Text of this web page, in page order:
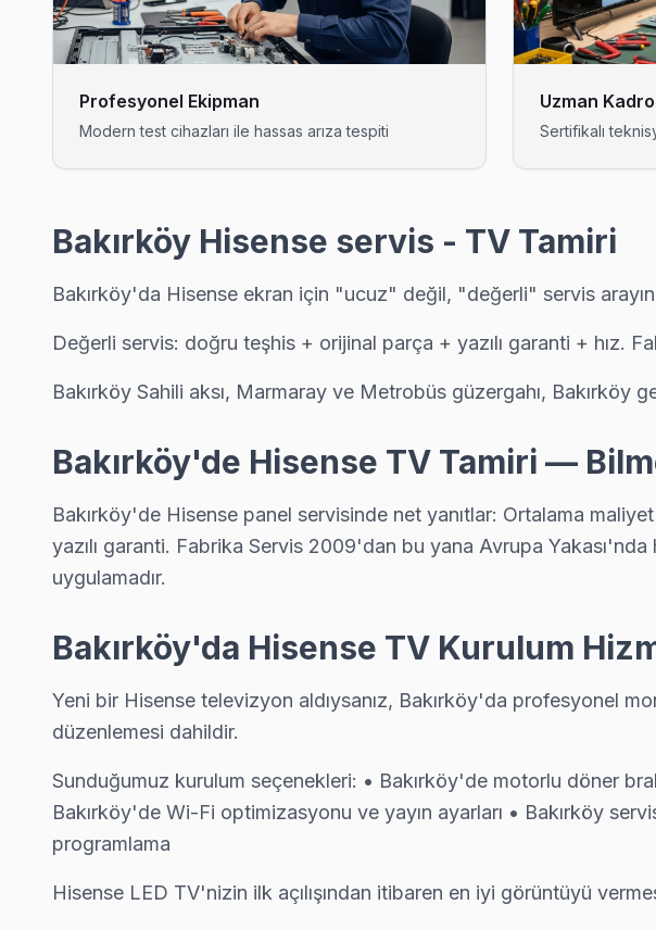
Florya Hisense Servis
Hisense TV'niz Florya'de arıza yaptıysa taşımanıza gerek yok — teknik ekibimiz
Florya Hisense Anakart Tamiri →
Osmaniye Hisense Servis
Osmaniye bölgesindeki Hisense kullanıcıları için haftanın 7 günü servis; Bakırköy
Bakırköy genelinde Sakızağacı bölgesinde Hisense TV kullanıcılarına tam
Bakırköy'da Şenlikköy mahallesi için Hisense TV tamir randevusu almak kolay:
Şenlikköy Hisense Anakart Tamiri →
Yenimahalle mahallesinde Hisense TV arızaları için aynı gün randevu. Bakırköy'nın
Bakırköy TV Servis Merkezi →
Yeşilköy Hisense Anakart Tamiri →
Yeşilyurt Hisense Servis
Hisense TV'nizin Yeşilyurt adresine gelen ekibimiz osiloskop ve BGA ekipmanıyla
Yeşilyurt Hisense Anakart Tamiri →
Profesyonel Ekipman
Modern test cihazları ile hassas arıza tespiti
Uzman Kadro
Sertifikalı
Bakırköy Hisense servis - TV Tamiri
Bakırköy'da Hisense ekran için "ucuz" değil, "değerli" servis
Değerli servis: doğru teşhis + orijinal parça + yazılı garanti + hız.
Bakırköy Sahili aksı, Marmaray ve Metrobüs güzergahı, Bakırköy
Bakırköy'de Hisense TV Tamiri —
Bakırköy'de Hisense panel servisinde net yanıtlar: Ortalama
yazılı garanti. Fabrika Servis 2009'dan bu yana Avrupa
uygulamadır.
Bakırköy'da Hisense TV Kurulum
Yeni bir Hisense televizyon aldıysanız, Bakırköy'da profesyonel
düzenlemesi dahildir.
Sunduğumuz kurulum seçenekleri: • Bakırköy'de motorlu döner
Bakırköy'de Wi-Fi optimizasyonu ve yayın ayarları • Bakırköy
programlama
Hisense LED TV'nizin ilk açılışından itibaren en iyi görüntüyü